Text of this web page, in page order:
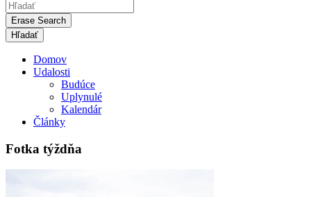
Erase Search
Domov
Udalosti
Budúce
Uplynulé
Kalendár
Články
Fotka týždňa